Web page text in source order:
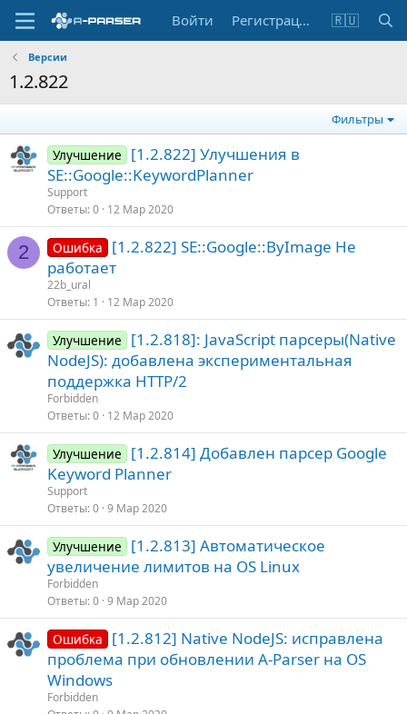
Войти Регистрация 🇷🇺
Версии
1.2.822
Фильтры
Улучшение
[1.2.822] Улучшения в
SE::Google::KeywordPlanner
Support
Ответы 0 12 Мар 2020
2 Ошибка
[1.2.822] SE::Google::ByImage Не
работает
22b_ural
Ответы 1 12 Мар 2020
Улучшение
[1.2.818]: JavaScript парсеры(Native
NodeJS): добавлена экспериментальная
поддержка HTTP/2
Forbidden
Ответы 0 12 Мар 2020
Улучшение
[1.2.814] Добавлен парсер Google
Keyword Planner
Support
Ответы 0 9 Мар 2020
Улучшение
[1.2.813] Автоматическое
увеличение лимитов на OS Linux
Forbidden
Ответы 0 9 Мар 2020
Ошибка
[1.2.812] Native NodeJS: исправлена
проблема при обновлении A-Parser на OS
Windows
Forbidden